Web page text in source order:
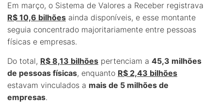
Em março, o Sistema de Valores a Receber registrava
R$ 10,6 bilhões ainda disponíveis, e esse montante
seguia concentrado majoritariamente entre pessoas
físicas e empresas.
Do total, R$ 8,13 bilhões pertenciam a 45,3 milhões
de pessoas físicas, enquanto R$ 2,43 bilhões
estavam vinculados a mais de 5 milhões de
empresas.